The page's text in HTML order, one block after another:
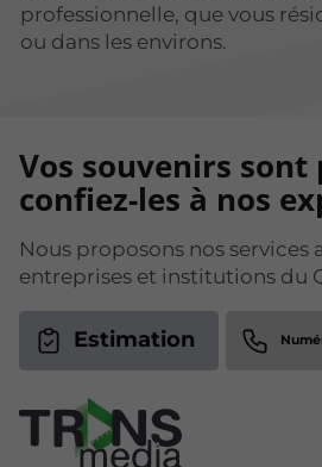
professionnelle, que vous
ou dans les environs.
Vos souvenirs sont
confiez-les à nos
Nous proposons nos services
entreprises et institutions du
Estimation